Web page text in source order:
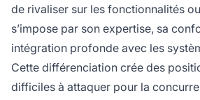
de rivaliser sur les fonctionnalités
s’impose par son expertise, sa
intégration profonde avec les
Cette différenciation crée des
difficiles à attaquer pour la